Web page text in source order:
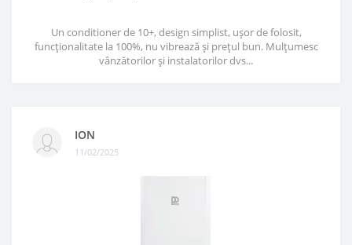
Un conditioner de 10+, design simplist, ușor de folosit,
funcționalitate la 100%, nu vibrează și prețul bun. Mulțumesc
vânzătorilor și instalatorilor dvs...
ION
11/02/2025